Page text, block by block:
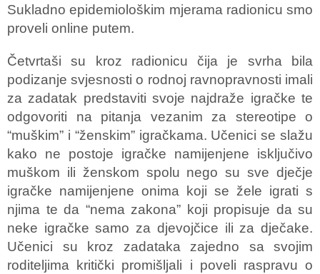
Sukladno epidemiološkim mjerama radionicu smo
proveli online putem.
Četvrtaši su kroz radionicu čija je svrha bila
podizanje svjesnosti o rodnoj ravnopravnosti imali
za zadatak predstaviti svoje najdraže igračke te
odgovoriti na pitanja vezanim za stereotipe o
“muškim” i “ženskim” igračkama. Učenici se slažu
kako ne postoje igračke namijenjene isključivo
muškom ili ženskom spolu nego su sve dječje
igračke namijenjene onima koji se žele igrati s
njima te da “nema zakona” koji propisuje da su
neke igračke samo za djevojčice ili za dječake.
Učenici su kroz zadataka zajedno sa svojim
roditeljima kritički promišljali i poveli raspravu o